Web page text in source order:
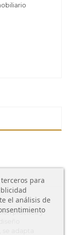
práctica y
adapta
para
el análisis de